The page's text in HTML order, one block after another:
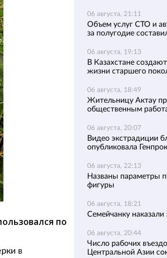
по
в
06 августа, 21:11
Объем услуг СТО и
за полугодие
06 августа, 19:13
В Казахстане
жизни старшего
06 августа, 18:49
Жительницу Актау
общественным
06 августа, 20:07
Видео экстрадиции
опубликовала
06 августа, 22:13
Названы параметры
фигуры
06 августа, 18:21
Семейчанку наказали
06 августа, 20:44
Число рабочих
Центральной Азии